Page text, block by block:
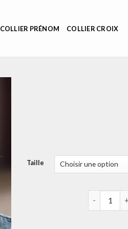
COLLIER PRÉNOM COLLIER CROIX
Taille